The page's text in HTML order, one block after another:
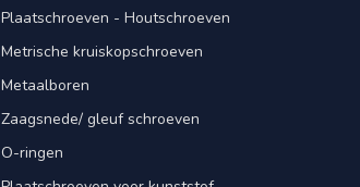
Plaatschroeven - Houtschroeven
Metrische kruiskopschroeven
Metaalboren
Zaagsnede/ gleuf schroeven
O-ringen